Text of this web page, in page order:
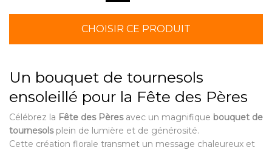
CHOISIR CE PRODUIT
Un bouquet de tournesols
ensoleillé pour la Fête des Pères
Célébrez la Fête des Pèresavec un magnifique bouquet de
tournesolsplein de lumière et de générosité.
Cette création florale transmet un message chaleureux et